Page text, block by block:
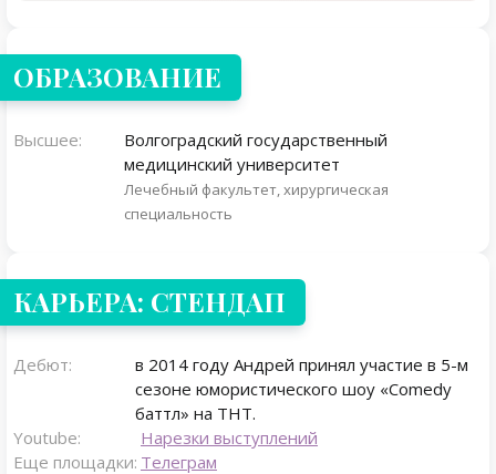
ОБРАЗОВАНИЕ
Высшее:
Волгоградский государственный
медицинский университет
Лечебный факультет, хирургическая
специальность
КАРЬЕРА: СТЕНДАП
Дебют:
в 2014 году Андрей принял участие в 5-м
сезоне юмористического шоу «Comedy
баттл» на ТНТ.
Youtube:
Нарезки выступлений
Еще площадки: Телеграм